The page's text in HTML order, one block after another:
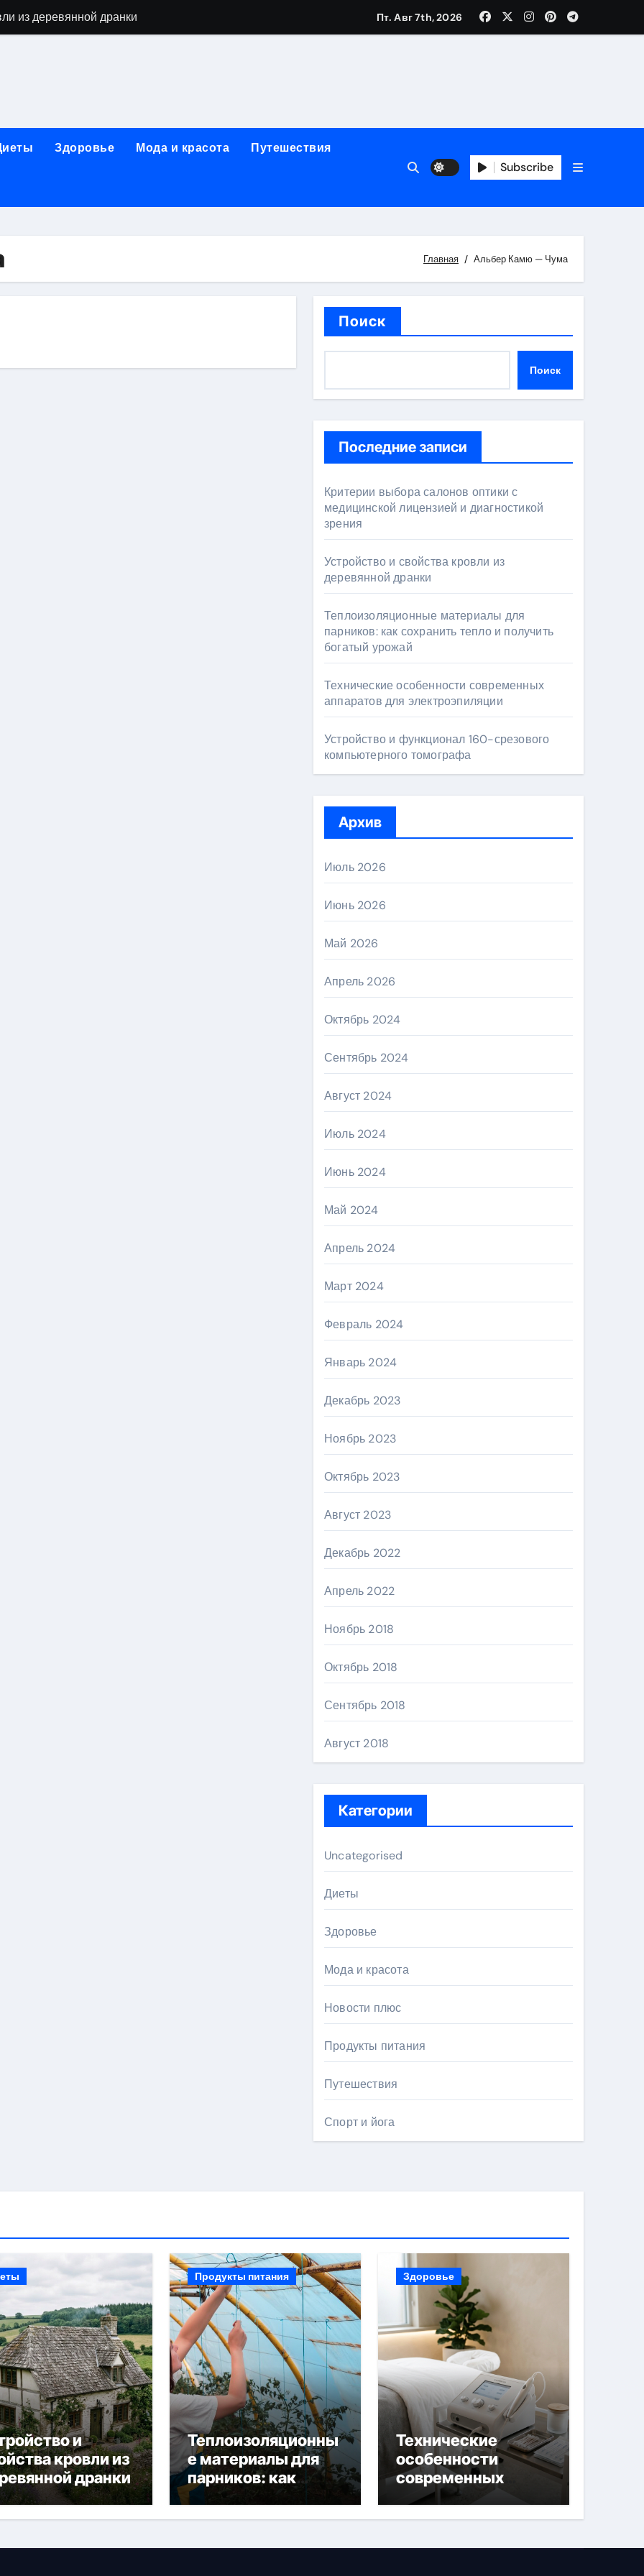
из деревянной дранки
аппаратов для электроэпиляции
направления медицинского центра
Стрешневе
зависимости: медицинские, психотерапевтические и социальные
с медицинской лицензией и диагностикой зрения
Пт. Авг 7th, 2026
Здоровье Мода и красота Путешествия
Subscribe
Главная Альбер Камю — Чума
Поиск
Поиск
Последние записи
Критерии выбора салонов оптики с
медицинской лицензией и диагностикой
зрения
Устройство и свойства кровли из
деревянной дранки
Теплоизоляционные материалы для
парников: как сохранить тепло и получить
богатый урожай
Технические особенности современных
аппаратов для электроэпиляции
Устройство и функционал 160-срезового
компьютерного томографа
Архив
Июль 2026
Июнь 2026
Май 2026
Апрель 2026
Октябрь 2024
Сентябрь 2024
Август 2024
Июль 2024
Июнь 2024
Май 2024
Апрель 2024
Март 2024
Февраль 2024
Январь 2024
Декабрь 2023
Ноябрь 2023
Октябрь 2023
Август 2023
Декабрь 2022
Апрель 2022
Ноябрь 2018
Октябрь 2018
Сентябрь 2018
Август 2018
Категории
Uncategorised
Диеты
Здоровье
Мода и красота
Новости плюс
Продукты питания
Путешествия
Спорт и йога
и
кровли из
дранки
Продукты питания
Теплоизоляционны
е материалы для
парников: как
сохранить тепло и
получить богатый
Здоровье
Технические
особенности
современных
аппаратов для
электроэпиляции